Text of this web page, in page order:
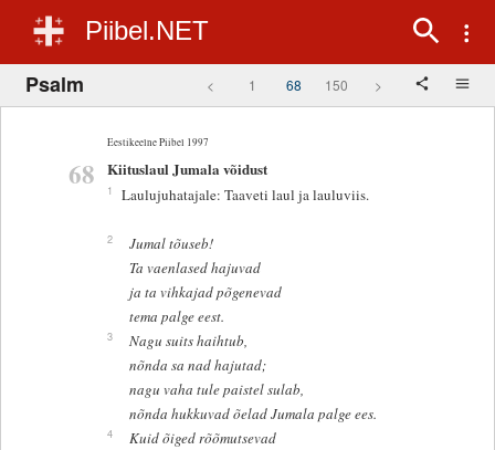
Piibel.NET
Psalm < 1 68 150 >
Eestikeelne Piibel 1997
68 Kiituslaul Jumala võidust
1 Laulujuhatajale: Taaveti laul ja lauluviis.
2
Jumal tõuseb!
Ta vaenlased hajuvad
ja ta vihkajad põgenevad
tema palge eest.
3
Nagu suits haihtub,
nõnda sa nad hajutad;
nagu vaha tule paistel sulab,
nõnda hukkuvad õelad Jumala palge ees.
4
Kuid õiged rõõmutsevad